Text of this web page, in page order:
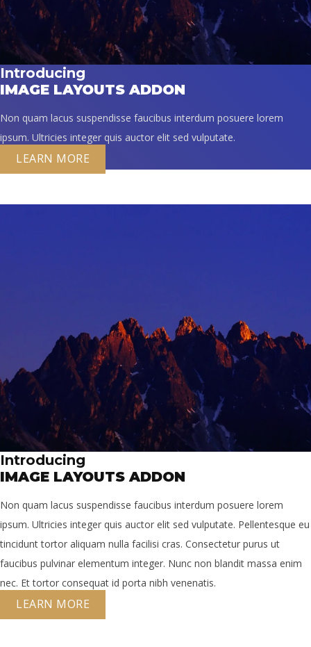
Introducing
IMAGE LAYOUTS ADDON
Non quam lacus suspendisse faucibus interdum posuere lorem
ipsum. Ultricies integer quis auctor elit sed vulputate.
LEARN MORE
Introducing
IMAGE LAYOUTS ADDON
Non quam lacus suspendisse faucibus interdum posuere lorem
ipsum. Ultricies integer quis auctor elit sed vulputate. Pellentesque eu
tincidunt tortor aliquam nulla facilisi cras. Consectetur purus ut
faucibus pulvinar elementum integer. Nunc non blandit massa enim
nec. Et tortor consequat id porta nibh venenatis.
LEARN MORE